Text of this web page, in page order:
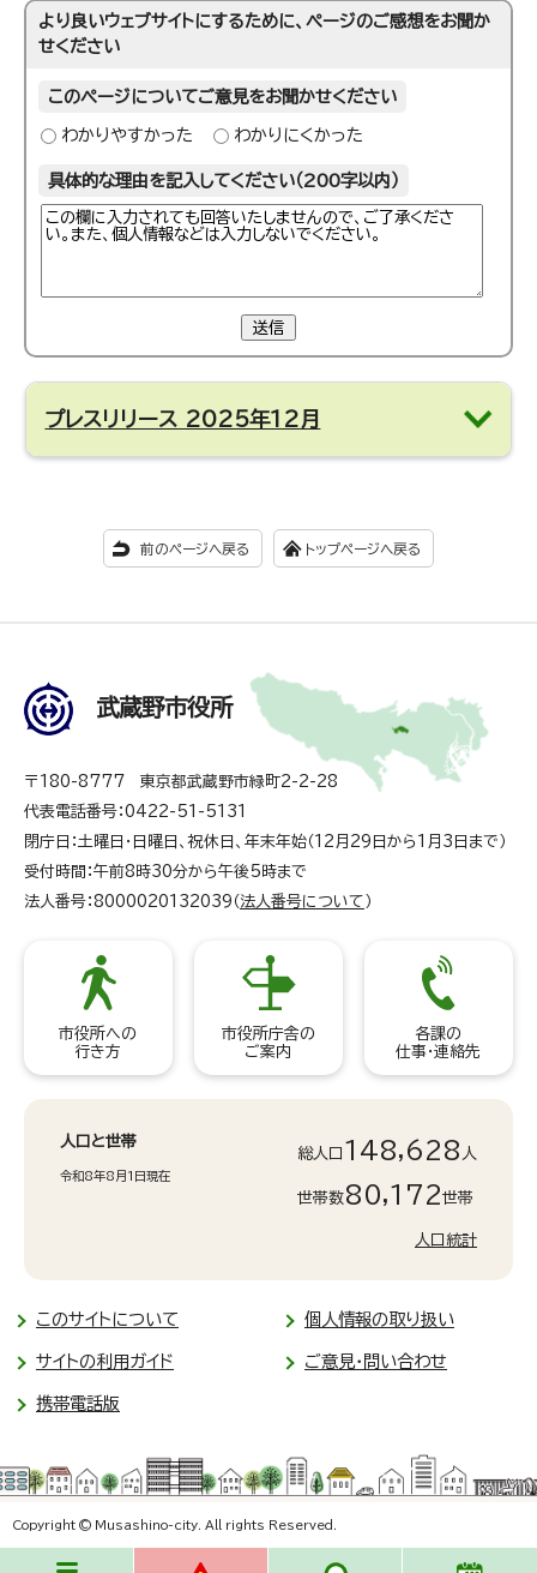
より良いウェブサイトにするために、ページのご感想をお聞か
せください
このページについてご意見をお聞かせください
わかりやすかった わかりにくかった
具体的な理由を記入してください（200字以内）
送信
プレスリリース 2025年12月
前のページへ戻る トップページへ戻る
武蔵野市役所
〒180-8777 東京都武蔵野市緑町2-2-28
代表電話番号：0422-51-5131
閉庁日：土曜日・日曜日、祝休日、年末年始（12月29日から1月3日まで）
受付時間：午前8時30分から午後5時まで
法人番号：8000020132039（ 法人番号について ）
市役所への
行き方
市役所庁舎の
ご案内
各課の
仕事・連絡先
人口と世帯
令和8年8月1日現在
総人口 148,628 人
世帯数80,172世帯
人口統計
このサイトについて 個人情報の取り扱い
サイトの利用ガイド ご意見・問い合わせ
携帯電話版
Copyright © Musashino-city. All rights Reserved.